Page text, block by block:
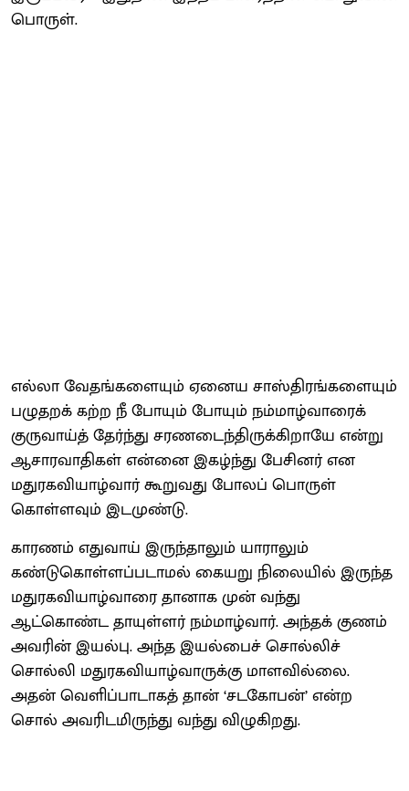
பொருள்.
எல்லா வேதங்களையும் ஏனைய சாஸ்திரங்களையும்
பழுதறக் கற்ற நீ போயும் போயும் நம்மாழ்வாரைக்
குருவாய்த் தேர்ந்து சரணடைந்திருக்கிறாயே என்று
ஆசாரவாதிகள் என்னை இகழ்ந்து பேசினர் என
மதுரகவியாழ்வார் கூறுவது போலப் பொருள்
கொள்ளவும் இடமுண்டு.
காரணம் எதுவாய் இருந்தாலும் யாராலும்
கண்டுகொள்ளப்படாமல் கையறு நிலையில் இருந்த
மதுரகவியாழ்வாரை தானாக முன் வந்து
ஆட்கொண்ட தாயுள்ளர் நம்மாழ்வார். அந்தக் குணம்
அவரின் இயல்பு. அந்த இயல்பைச் சொல்லிச்
சொல்லி மதுரகவியாழ்வாருக்கு மாளவில்லை.
அதன் வெளிப்பாடாகத் தான் ‘சடகோபன்’ என்ற
சொல் அவரிடமிருந்து வந்து விழுகிறது.